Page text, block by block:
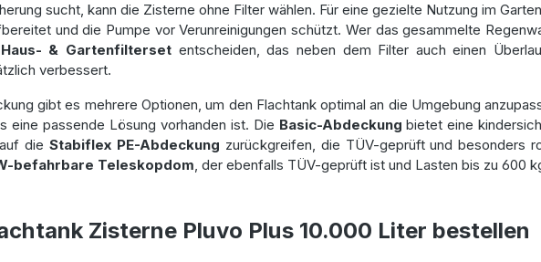
sucht, kann die Zisterne ohne Filter wählen. Für eine gezielte Nutzung im
und die Pumpe vor Verunreinigungen schützt. Wer das gesammelte
Haus- & Gartenfiltersetentscheiden, das neben dem Filter auch einen
verbessert.
gibt es mehrere Optionen, um den Flachtank optimal an die Umgebung
eine passende Lösung vorhanden ist. Die Basic-Abdeckung bietet eine
die Stabiflex PE-Abdeckung zurückgreifen, die TÜV-geprüft und besonders
befahrbare Teleskopdom, der ebenfalls TÜV-geprüft ist und Lasten bis zu 600
Zisterne Pluvo Plus 10.000 Liter bestellen